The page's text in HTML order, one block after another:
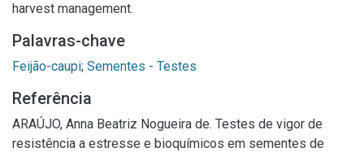
harvest management.
Palavras-chave
Feijão-caupi; Sementes - Testes
Referência
ARAÚJO, Anna Beatriz Nogueira de. Testes de vigor de
resistência a estresse e bioquímicos em sementes de